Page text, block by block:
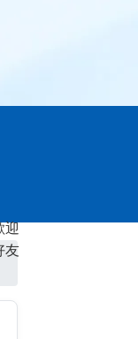
迎
友